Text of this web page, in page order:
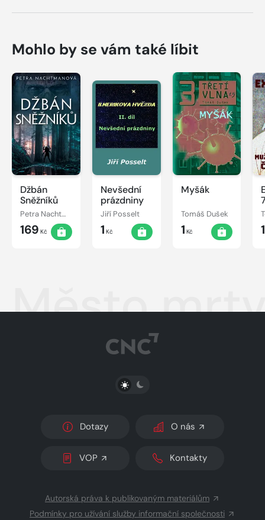
Mohlo by se vám také líbit
Džbán
Sněžníků
Petra Nachtmanová
169 Kč
Nevšední
prázdniny
Jiří Posselt
1 Kč
Myšák
Tomáš Dušek
1 Kč 1
Město
PŘEPNOUT SVĚTLÝ/TMAVÝ REŽIM
Dotazy O nás
VOP Kontakty
Autorská práva k publikovaným materiálům
Podmínky pro užívání služby informační společnosti